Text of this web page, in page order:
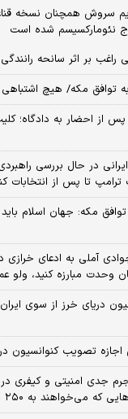
سروش همچنان نسخه
نئومارکسیسم شده است
راغب بر اثر سانحه رانندگی
توافق مکه/ هیچ
پس از احضار به دادگاه؛
در حال بررسی
ترامپ تا پس از انتخابات
مکه: جهان اسلام باید
آملی به ادعای خرازی
وحدت مبارزه کنید، ولو
دریای خرز از سوی
تصویب کنوانسیون
بیش از ۳ یا ۴ جرم جدی امنیتی و
به ۲۵۰ هزار نفر بپیوندند